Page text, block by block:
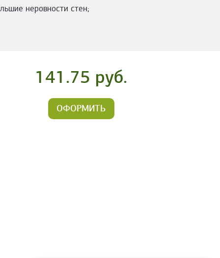
неровности стен;
141.75 руб.
ОФОРМИТЬ